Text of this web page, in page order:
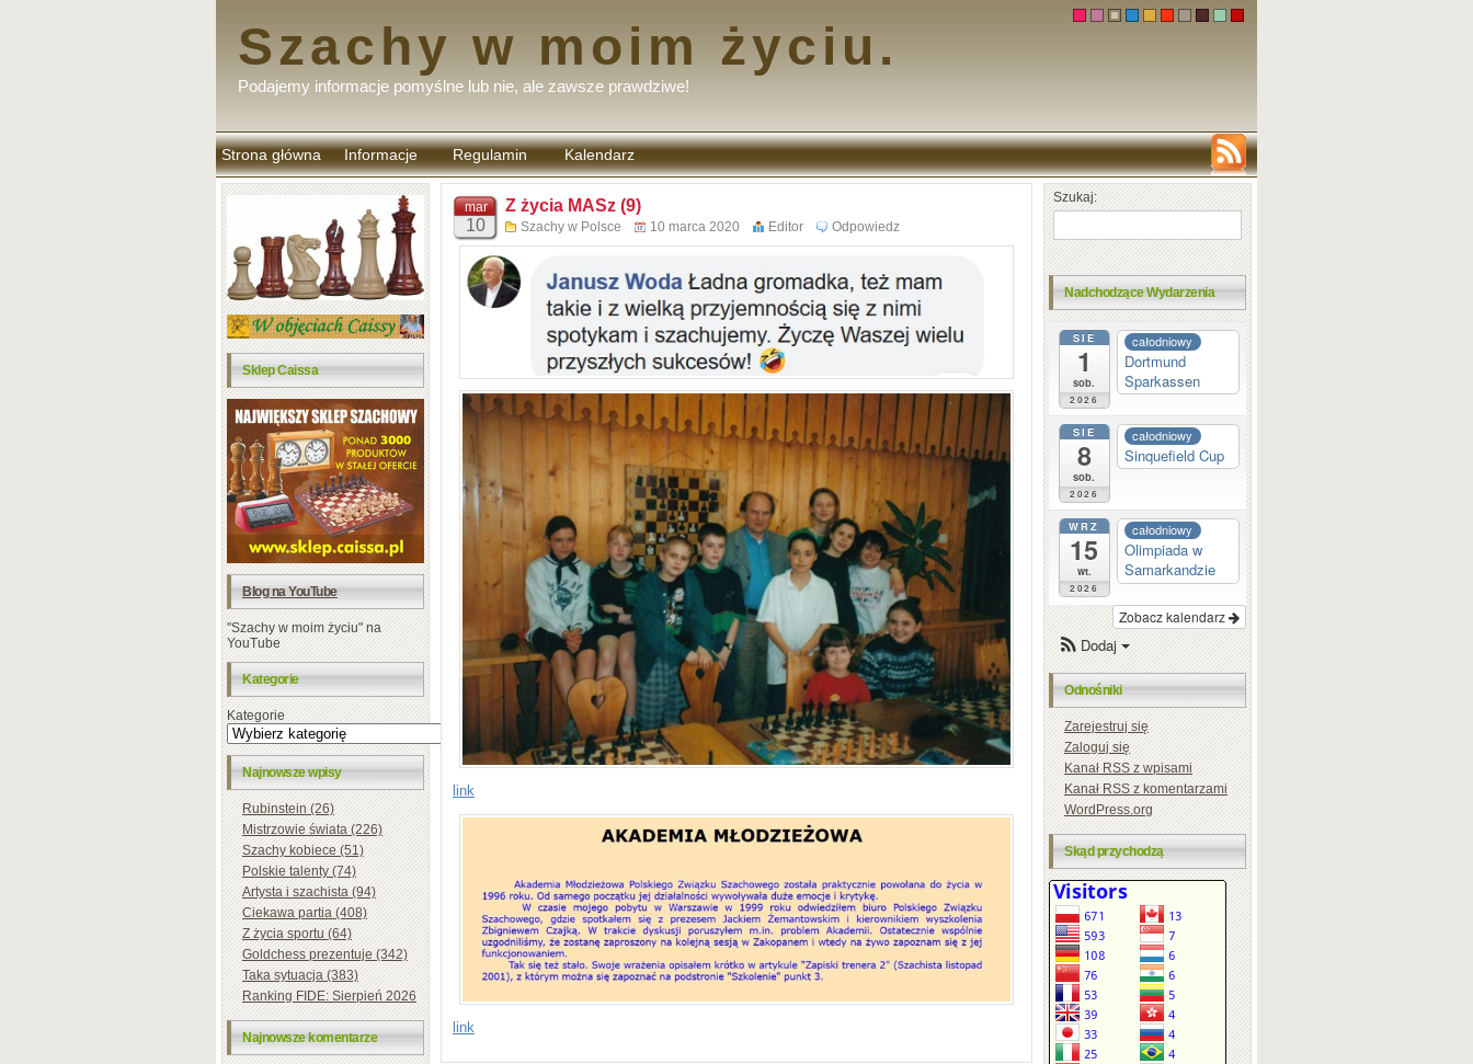
Szachy w moim życiu.
Podajemy informacje pomyślne lub nie, ale zawsze prawdziwe!
Strona główna Informacje Regulamin
komentarzy
Kalendarz
Sklep Caissa
Blog na YouTube
"Szachy w moim życiu" na
YouTube
Kategorie
Kategorie
Najnowsze wpisy
Rubinstein (26)
Mistrzowie świata (226)
Szachy kobiece (51)
Polskie talenty (74)
Artysta i szachista (94)
Ciekawa partia (408)
Z życia sportu (64)
Goldchess prezentuje (342)
Taka sytuacja (383)
Ranking FIDE: Sierpień 2026
Najnowsze komentarze
mar
10
Z życia MASz (9)
Szachy w Polsce 10 marca 2020 Editor Odpowiedz
link
link
Szukaj:
Nadchodzące Wydarzenia
SIE
1
sob.
2026
całodniowy
Dortmund
Sparkassen
SIE
8
sob.
2026
całodniowy
Sinquefield Cup
WRZ
15
wt.
2026
całodniowy
Olimpiada w
Samarkandzie
Zobacz kalendarz
Dodaj
Odnośniki
Zarejestruj się
Zaloguj się
KanałRSSz wpisami
KanałRSSz komentarzami
WordPress.org
Skąd przychodzą